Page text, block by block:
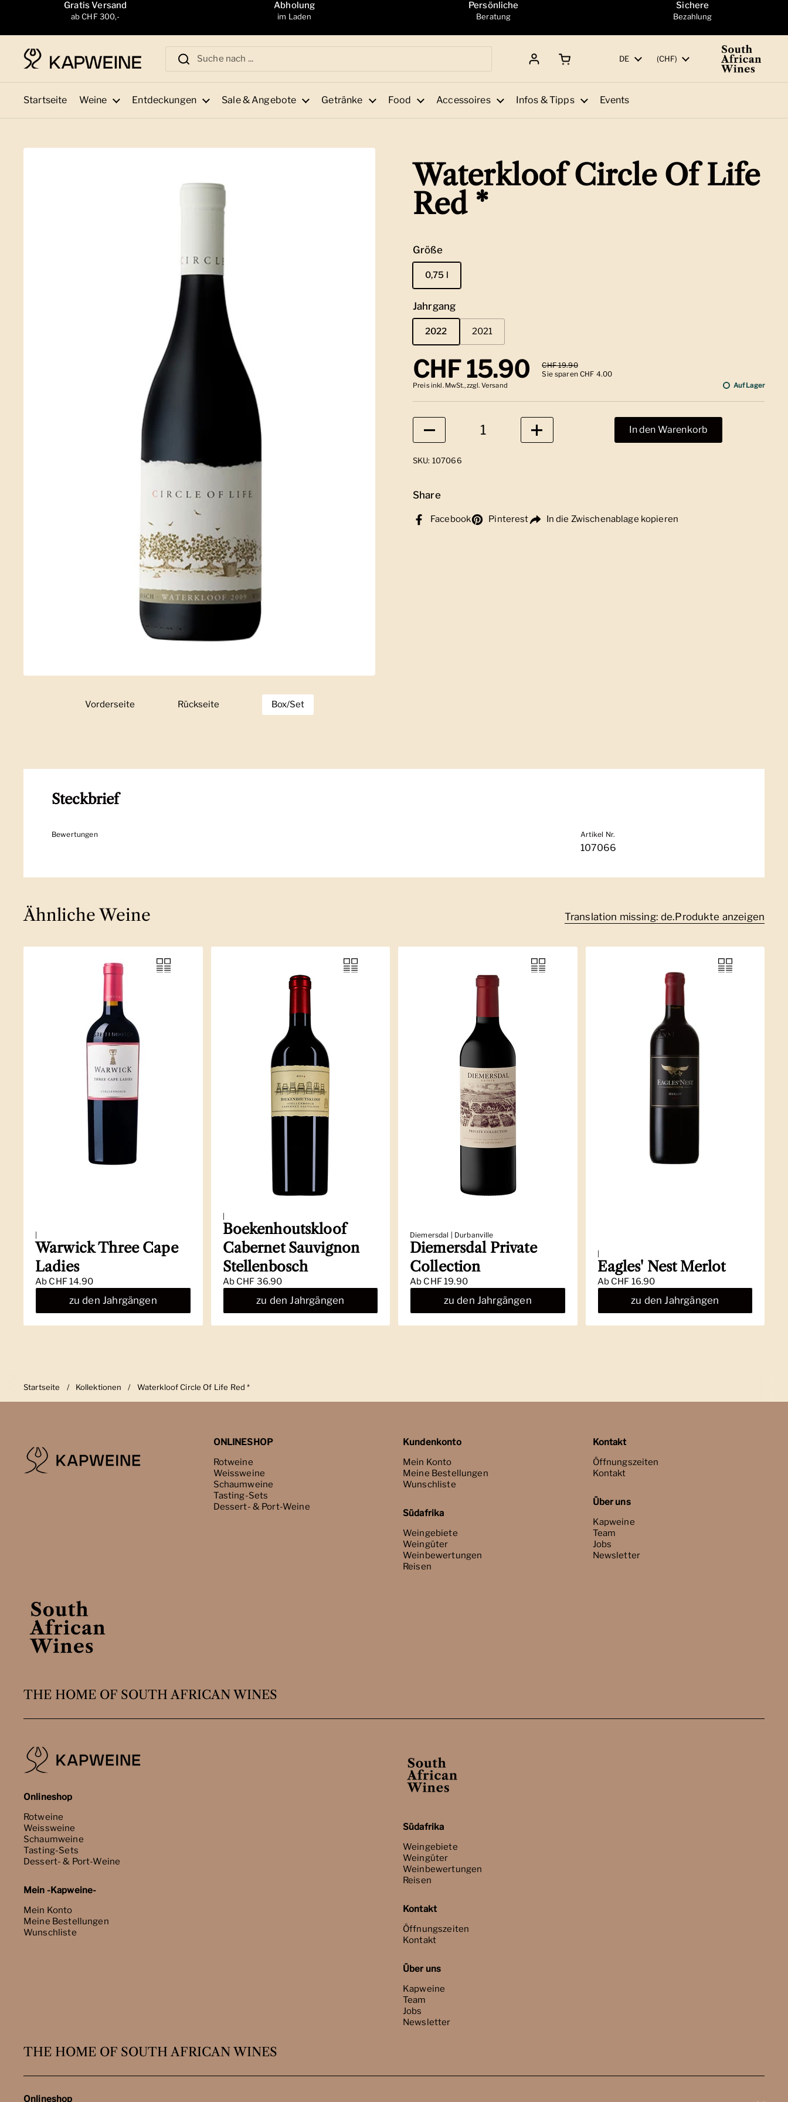
Zum Inhalt springenGratis Versand
ab CHF 300,-
Abholung
im Laden
Persönliche
Beratung
Sichere
Bezahlung
Sprache
DE Land/Region
(CHF)
Startseite Weine Entdeckungen Sale & Angebote Getränke Food Accessoires Infos & Tipps Events
Zeige Folie 1
Vorderseite Zeige Folie 2
Rückseite Zeige Folie 3
Box/Set
Waterkloof Circle Of Life
Red *
Größe
0,75 l
Jahrgang
2022 2021
Regulärer Preis
CHF 15.90 Sale-Preis
CHF 19.90
Sie sparen CHF 4.00
Preis inkl. MwSt., zzgl. Versand Auf Lager
Anzahl
In den Warenkorb
SKU: 107066
Share
Facebook Pinterest In die Zwischenablage kopieren
Steckbrief
Bewertungen Artikel Nr.
107066
Ähnliche Weine Translation missing: de.Produkte anzeigen
Warwick Three Cape
Ladies
Ab CHF 14.90
zu den Jahrgängen
Boekenhoutskloof
Cabernet Sauvignon
Stellenbosch
Ab CHF 36.90
zu den Jahrgängen
Diemersdal | Durbanville
Diemersdal Private
Collection
Ab CHF 19.90
zu den Jahrgängen
Eagles' Nest Merlot
Ab CHF 16.90
zu den Jahrgängen
Startseite / Kollektionen / Waterkloof Circle Of Life Red *
ONLINESHOP
Rotweine
Weissweine
Schaumweine
Tasting-Sets
Dessert- & Port-Weine
Kundenkonto
Mein Konto
Meine Bestellungen
Wunschliste
Südafrika
Weingebiete
Weingüter
Weinbewertungen
Reisen
Kontakt
Öffnungszeiten
Kontakt
Über uns
Kapweine
Team
Jobs
Newsletter
THE HOME OF SOUTH AFRICAN WINES
Onlineshop
Rotweine
Weissweine
Schaumweine
Tasting-Sets
Dessert- & Port-Weine
Mein -Kapweine-
Mein Konto
Meine Bestellungen
Wunschliste
Südafrika
Weingebiete
Weingüter
Weinbewertungen
Reisen
Kontakt
Öffnungszeiten
Kontakt
Über uns
Kapweine
Team
Jobs
Newsletter
THE HOME OF SOUTH AFRICAN WINES
Onlineshop